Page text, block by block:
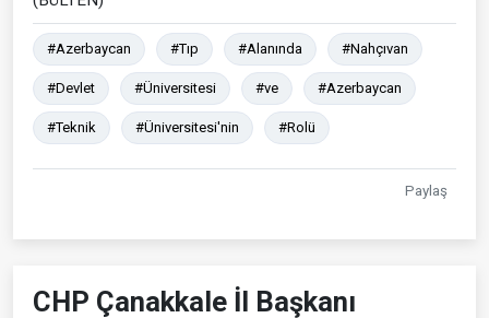
#Azerbaycan #Tıp #Alanında #Nahçıvan
#Devlet #Üniversitesi #ve #Azerbaycan
#Teknik #Üniversitesi'nin #Rolü
Paylaş
CHP Çanakkale İl Başkanı